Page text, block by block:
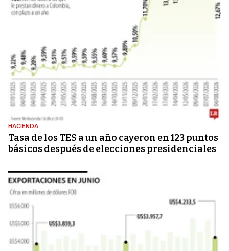
HACIENDA
Tasa de los TES a un año cayeron en 123 puntos
básicos después de elecciones presidenciales